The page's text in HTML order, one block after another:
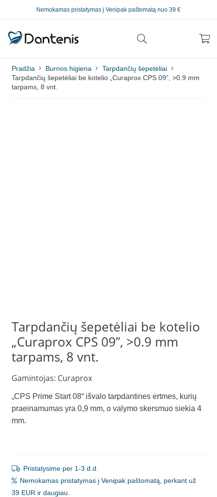
Nemokamas pristatymas į Venipak paštomatą nuo 39 €
Pradžia Burnos higiena
Tarpdančių šepetėliai
Tarpdančių šepetėliai be kotelio „Curaprox CPS 09”, >0.9 mm
tarpams, 8 vnt.
Tarpdančių šepetėliai be kotelio
„Curaprox CPS 09”, >0.9 mm
tarpams, 8 vnt.
Gamintojas: Curaprox
„CPS Prime Start 08“ išvalo tarpdantines ertmes, kurių
praeinamumas yra 0,9 mm, o valymo skersmuo siekia 4
mm.
Pristatysime per 1-3 d.d.
Nemokamas pristatymas į Venipak paštomatą, perkant už
39 EUR ir daugiau.